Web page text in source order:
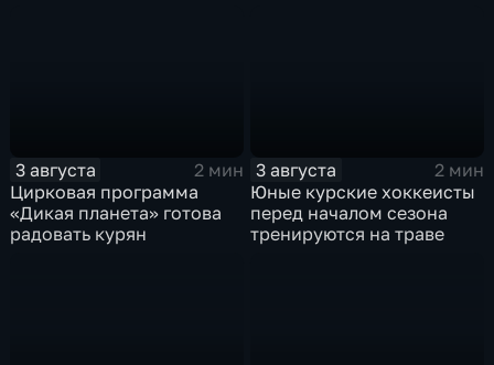
3 августа
2 мин
Цирковая программа
«Дикая планета» готова
радовать курян
3 августа
2 мин
Юные курские хоккеисты
перед началом сезона
тренируются на траве